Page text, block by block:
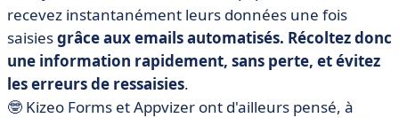
recevez instantanément leurs données une fois
saisiesgrâce aux emails automatisés. Récoltez donc
une information rapidement, sans perte, et évitez
les erreurs de ressaisies.
🤓 Kizeo Forms et Appvizer ont d'ailleurs pensé, à